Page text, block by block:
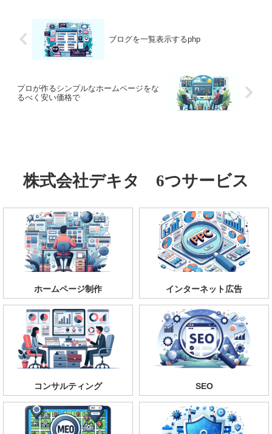
ブログを一覧表示するphp
プロが作るシンプルなホームページをな
るべく安い価格で
株式会社デキタ 6つサービス
ホームページ制作 インターネット広告
コンサルティング SEO